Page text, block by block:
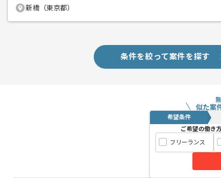
新橋（東京都）
条件を絞って案件を探す
似た案
希望条件
ご希望の働き
フリーランス